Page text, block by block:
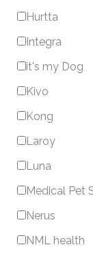
Hurtta
Integra
it's my Dog
Kivo
Kong
Laroy
Luna
Medical Pet
Nerus
NML health